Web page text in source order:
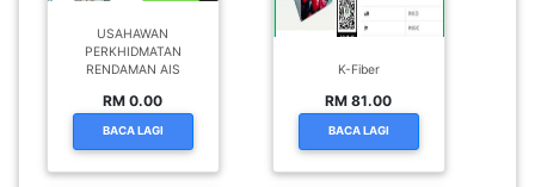
USAHAWAN
PERKHIDMATAN
RENDAMAN AIS
RM 0.00
BACA LAGI
K-Fiber
RM 81.00
BACA LAGI